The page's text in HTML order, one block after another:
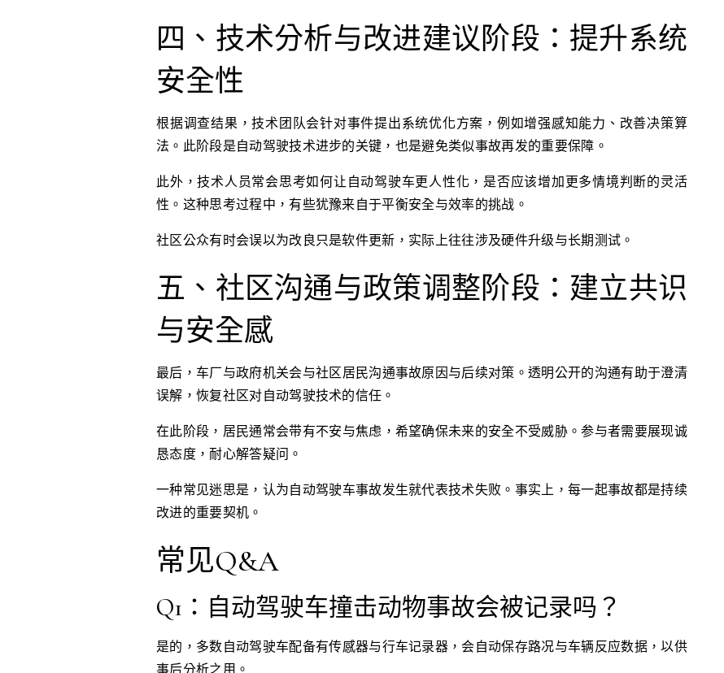
四、技术分析与改进建议阶段：提升系统
安全性
根据调查结果，技术团队会针对事件提出系统优化方案，例如增强感知能力、改善决策算
法。此阶段是自动驾驶技术进步的关键，也是避免类似事故再发的重要保障。
此外，技术人员常会思考如何让自动驾驶车更人性化，是否应该增加更多情境判断的灵活
性。这种思考过程中，有些犹豫来自于平衡安全与效率的挑战。
社区公众有时会误以为改良只是软件更新，实际上往往涉及硬件升级与长期测试。
五、社区沟通与政策调整阶段：建立共识
与安全感
最后，车厂与政府机关会与社区居民沟通事故原因与后续对策。透明公开的沟通有助于澄清
误解，恢复社区对自动驾驶技术的信任。
在此阶段，居民通常会带有不安与焦虑，希望确保未来的安全不受威胁。参与者需要展现诚
恳态度，耐心解答疑问。
一种常见迷思是，认为自动驾驶车事故发生就代表技术失败。事实上，每一起事故都是持续
改进的重要契机。
常见Q&A
Q1：自动驾驶车撞击动物事故会被记录吗？
是的，多数自动驾驶车配备有传感器与行车记录器，会自动保存路况与车辆反应数据，以供
事后分析之用。